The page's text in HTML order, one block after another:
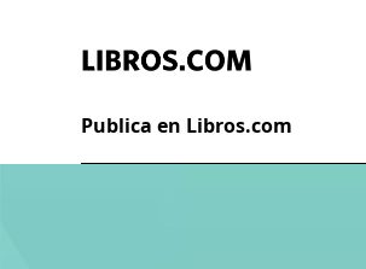
Publica en Libros.com